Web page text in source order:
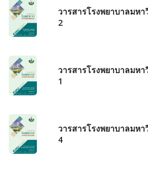
วารสารโรงพยาบาลมห
2
วารสารโรงพยาบาลมห
1
วารสารโรงพยาบาลมห
4